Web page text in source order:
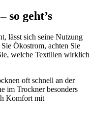
so geht’s
lässt sich seine Nutzung
Ökostrom, achten Sie
welche Textilien wirklich
oft schnell an der
im Trockner besonders
Komfort mit